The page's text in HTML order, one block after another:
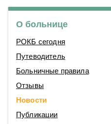
О больнице
РОКБ сегодня
Путеводитель
Больничные правила
Отзывы
Новости
Публикации